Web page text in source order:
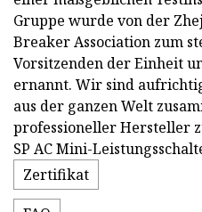
Gruppe wurde von der
Breaker Association zum
Vorsitzenden der Einheit
ernannt. Wir sind
aus der ganzen Welt
professioneller Hersteller
SP AC Mini-
Zertifikat